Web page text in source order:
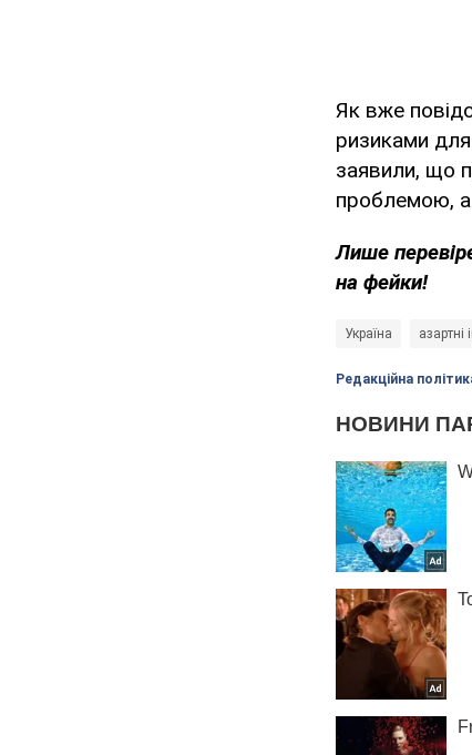
Як вже
ризиками для
заявили, що
проблемою, а
Лише
на фейки!
Україна азартні
Редакційна